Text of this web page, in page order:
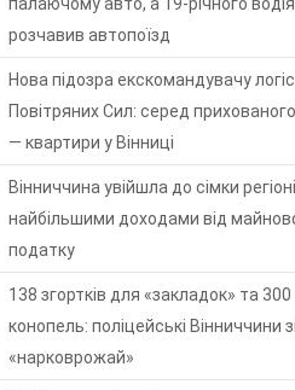
розчавив автопоїзд
Нова підозра екскомандувачу
Повітряних Сил: серед
— квартири у Вінниці
Вінниччина увійшла до сімки
найбільшими доходами від
податку
138 згортків для «закладок» та 300
конопель: поліцейські Вінниччини
«нарковрожай»